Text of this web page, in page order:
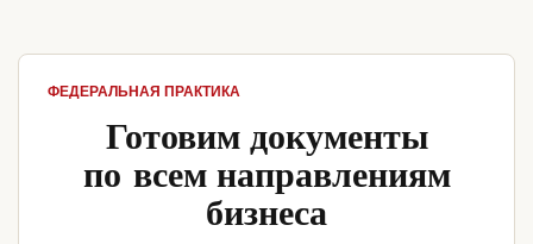
ФЕДЕРАЛЬНАЯ ПРАКТИКА
Готовим документы
по всем направлениям
бизнеса